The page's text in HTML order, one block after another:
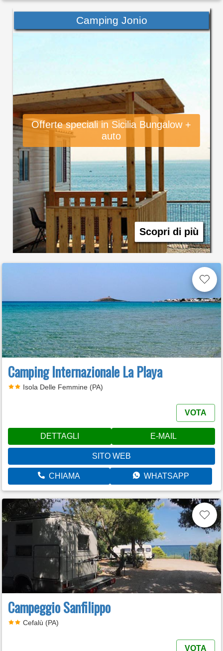
Camping Jonio
Offerte speciali in Sicilia Bungalow +
auto
Scopri di più
Camping Internazionale La Playa
Isola Delle Femmine (PA)
VOTA
DETTAGLI E-MAIL
SITO WEB
CHIAMA WHATSAPP
Campeggio Sanfilippo
Cefalù (PA)
VOTA